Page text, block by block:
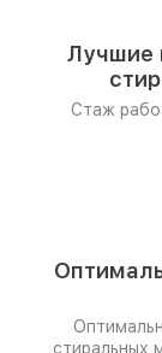
Лучшие
Стаж
стиральных